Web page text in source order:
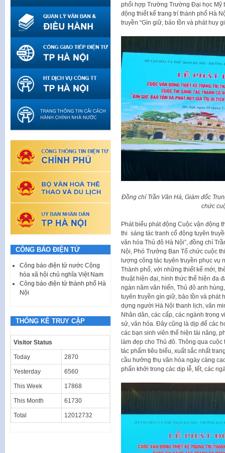
phối hợp Trường Trường Đại học Mỹ
động thiết kế trang trí thành phố Hà
truyền “Gìn giữ, bảo tồn và phát huy
Đồng chí Trần Văn Hà, Giám đốc
chức
Phát biểu phát động Cuộc vận động
thi sáng tác tranh cổ động tuyên
văn hóa Thủ đô Hà Nội”, đồng chí
Nội, Phó Trưởng Ban Tổ chức cuộc
lượng công tác tuyên truyền phục vụ
Thành phố, với những thiết kế mới,
thuật hiện đại, hình thức thể hiện đa
ngàn năm văn hiến, Thủ đô anh
tuyên truyền gìn giữ, bảo tồn và phát
dựng người Hà Nội thanh lịch, văn
Nhân dân, các cấp, các ngành trong
sử, văn hóa. Đây cũng là dịp để các
các bạn sinh viên thể hiện tài năng,
làm đẹp cho Thủ đô. Thông qua
tác phẩm tiêu biểu, xuất sắc nhất
cầu hưởng thụ văn hóa ngày càng
phấn khởi trong các dịp lễ, tết, các
CÔNG BÁO ĐIỆN TỬ
Công báo điện tử nước Cộng
hòa xã hội chủ nghĩa Việt Nam
Công báo điện tử thành phố Hà
Nội
THỐNG KÊ TRUY CẬP
Visitor Status
Today 2870
Yesterday 6560
This Week 17868
This Month 61730
Total 12012732